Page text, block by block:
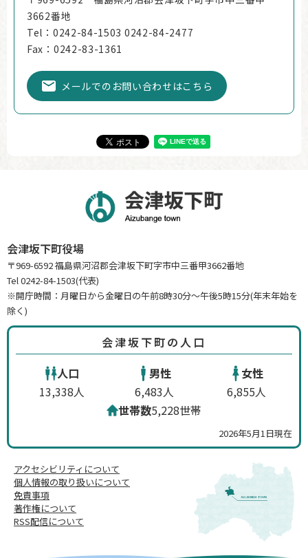
3662番地
Tel：0242-84-1503 0242-84-2477
Fax：0242-83-1361
メールでのお問い合わせはこちら
アクセシビリティについて
個人情報の取り扱いについて
免責事項
著作権について
RSS配信について
会津坂下町役場
〒969-6592 福島県河沼郡会津坂下町字市中三番甲3662番地
Tel 0242-84-1503(代表)
※開庁時間：月曜日から金曜日の午前8時30分～午後5時15分(年末年始を
除く)
会津坂下町の人口
人口
13,338人
男性
6,483人
女性
6,855人
世帯数5,228世帯
2026年5月1日現在